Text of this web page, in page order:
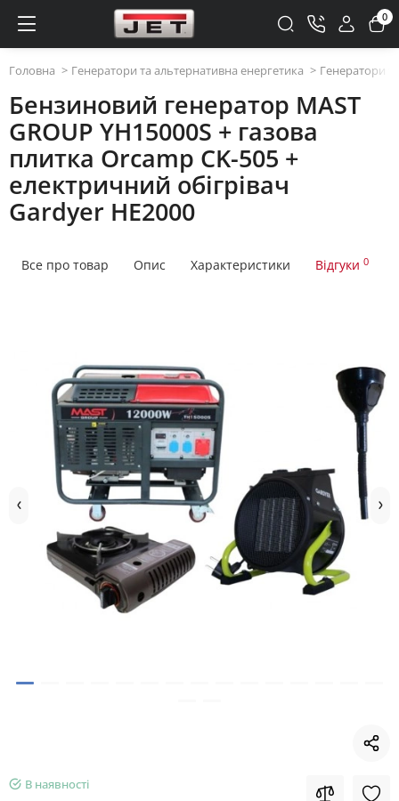
0
Головна Генератори та альтернативна енергетика Генератори
Бензиновий генератор MAST
GROUP YH15000S + газова
плитка Orcamp CK-505 +
електричний обігрівач
Gardyer HE2000
Все про товар Опис Характеристики Відгуки 0
В наявності